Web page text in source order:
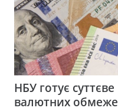
НБУ готує
валютних